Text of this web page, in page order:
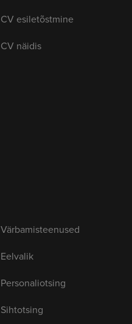
CV esiletõstmine
CV näidis
Värbamisteenused
Eelvalik
Personaliotsing
Sihtotsing